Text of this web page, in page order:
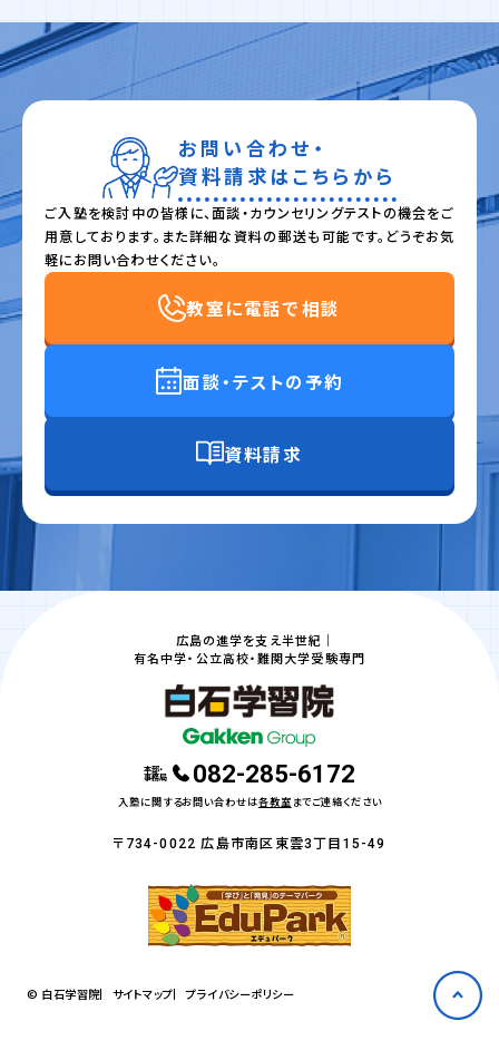
お問い合わせ・
資料請求はこちらから
ご入塾を検討中の皆様に、面談・カウンセリングテストの機会をご
用意しております。また詳細な資料の郵送も可能です。どうぞお気
軽にお問い合わせください。
教室に電話で相談
面談・テストの予約
資料請求
広島の進学を支え半世紀｜
有名中学・公立高校・難関大学受験専門
本部・
事務局 082-285-6172
入塾に関するお問い合わせは各教室 までご連絡ください
〒734-0022 広島市南区東雲3丁目15-49
© 白石学習院 サイトマップ プライバシーポリシー